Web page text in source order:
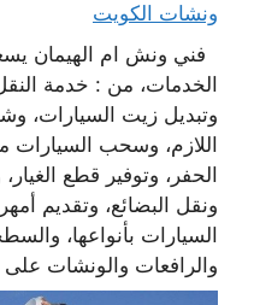
ونشات الكويت
فني ونش ام الهيمان
الخدمات، من : خدمة النقل
وتبديل زيت السيارات،
اللازم، وسحب السيارات
الحفر، وتوفير قطع
ونقل البضائع، وتقديم
السيارات بأنواعها،
والرافعات والونشات على